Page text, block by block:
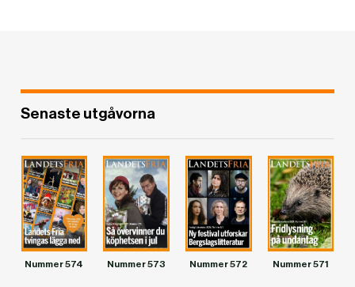
Senaste utgåvorna
Nummer 574 Nummer 573 Nummer 572 Nummer 571